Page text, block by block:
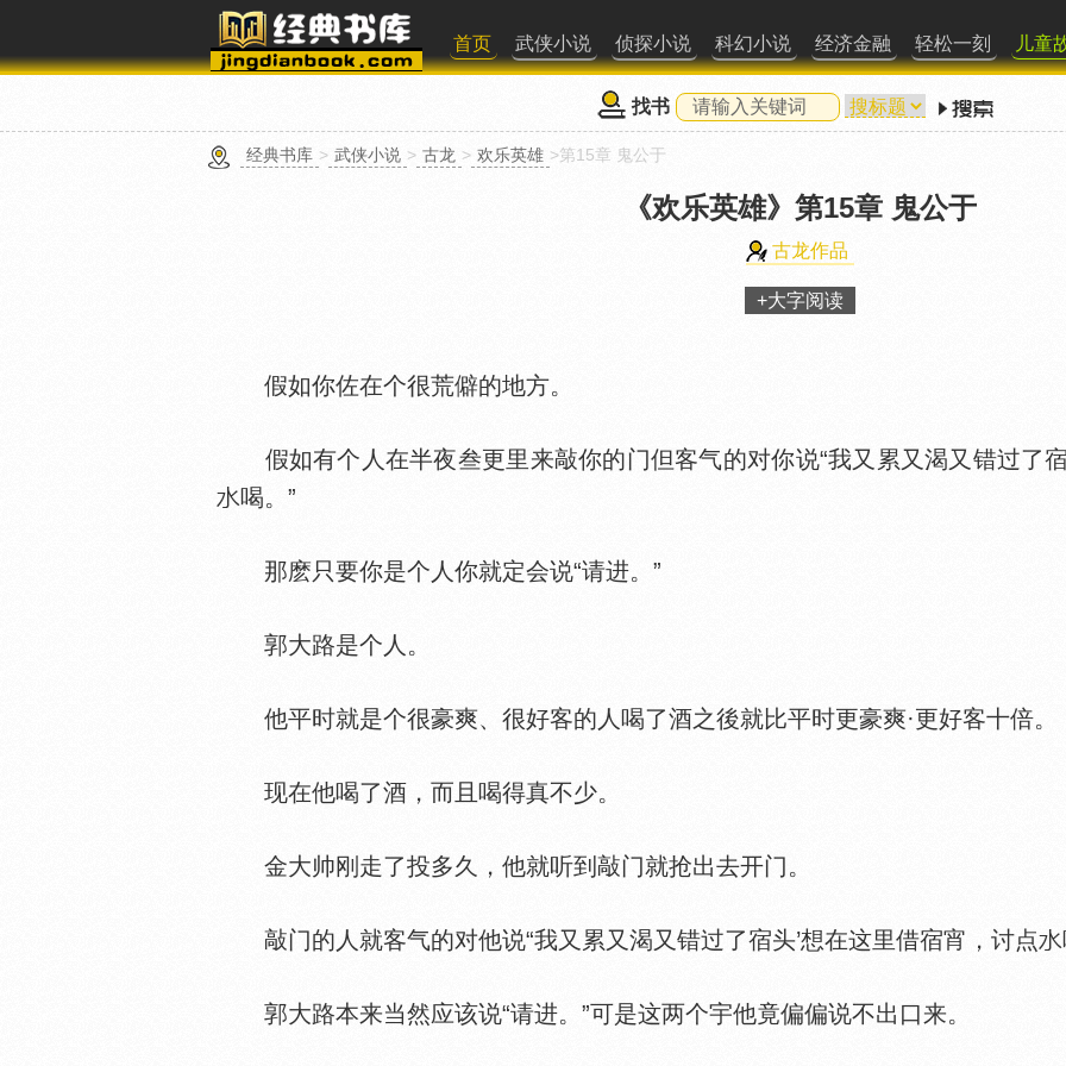
首页 武侠小说 侦探小说 科幻小说 经济金融 轻松一刻 儿童
找书
经典书库 > 武侠小说 > 古龙 > 欢乐英雄 >第15章 鬼公于
《欢乐英雄》 第15章 鬼公于
古龙作品
+大字阅读
假如你佐在个很荒僻的地方。
假如有个人在半夜叁更里来敲你的门但客气的对你说“我又累又渴又错过了
喝。”
那麽只要你是个人你就定会说“请进。”
郭大路是个人。
他平时就是个很豪爽、很好客的人喝了酒之後就比平时更豪爽·更好客十倍。
现在他喝了酒，而且喝得真不少。
金大帅刚走了投多久，他就听到敲门就抢出去开门。
敲门的人就客气的对他说“我又累又渴又错过了宿头’想在这里借宿宵，讨点
郭大路本来当然应该说“请进。”可是这两个宇他竟偏偏说不出口来。